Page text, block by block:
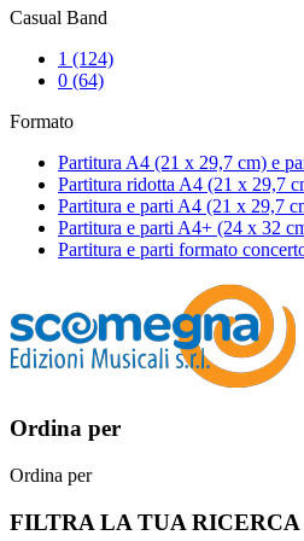
Casual Band
1 (124)
0 (64)
Formato
Partitura A4 (21 x 29,7 cm) e
Partitura ridotta A4 (21 x 29,7
Partitura e parti A4 (21 x 29,7
Partitura e parti A4+ (24 x 32
Partitura e parti formato
Ordina per
Ordina per
FILTRA LA TUA RICERCA